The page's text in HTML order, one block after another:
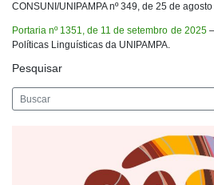
CONSUNI/UNIPAMPA nº 349, de 25 de
Portaria nº 1351, de 11 de setembro de 2025
Políticas Linguísticas da UNIPAMPA.
Pesquisar